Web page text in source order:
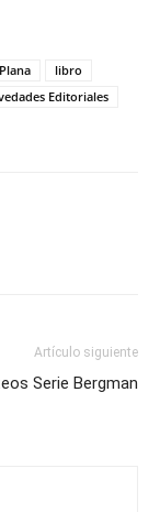
libro
Editoriales
Artículo siguiente
Serie Bergman